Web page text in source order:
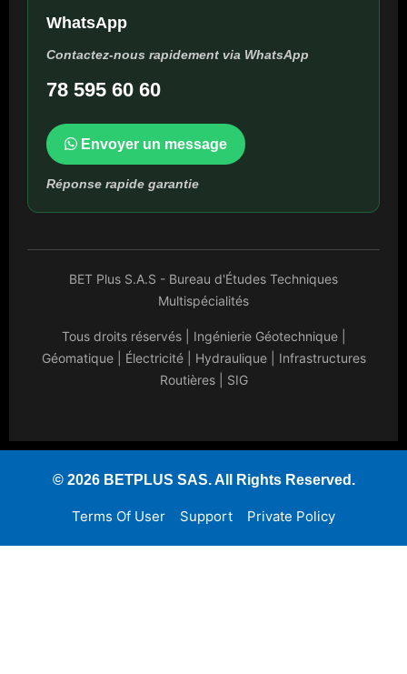
WhatsApp
Contactez-nous rapidement via WhatsApp
78 595 60 60
Envoyer un message
Réponse rapide garantie
BET Plus S.A.S - Bureau d'Études Techniques
Multispécialités
Tous droits réservés | Ingénierie Géotechnique |
Géomatique | Électricité | Hydraulique | Infrastructures
Routières | SIG
© 2026 BETPLUS SAS. All Rights Reserved.
Terms Of User Support Private Policy